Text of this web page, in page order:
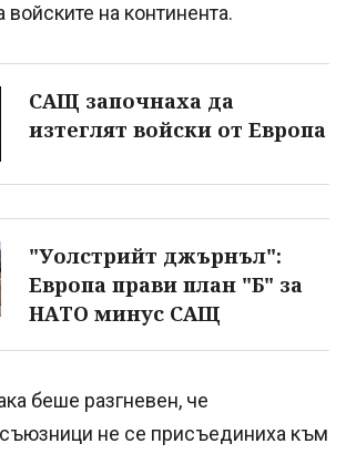
войските на континента.
САЩ започнаха да
изтеглят войски от Европа
"Уолстрийт джърнъл":
Европа прави план "Б" за
НАТО минус САЩ
беше разгневен, че
не се присъединиха към